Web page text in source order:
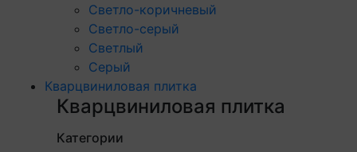
Светло-коричневый
Светло-серый
Светлый
Серый
Кварцвиниловая плитка
Кварцвиниловая плитка
Категории